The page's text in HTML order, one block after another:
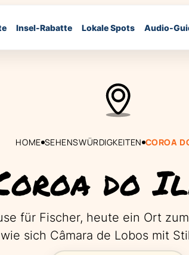
Insel-Rabatte Lokale Spots Audio-
HOME SEHENSWÜRDIGKEITEN COROA
do
für Fischer, heute ein Ort
sich Câmara de Lobos mit